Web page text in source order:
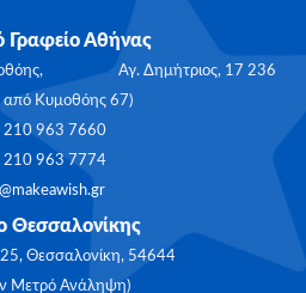
Γραφείο Αθήνας
Αγ. Δημήτριος, 17 236
από Κυμοθόης 67)
210 963 7660
210 963 7774
Θεσσαλονίκης
Θεσσαλονίκη, 54644
Μετρό Ανάληψη)